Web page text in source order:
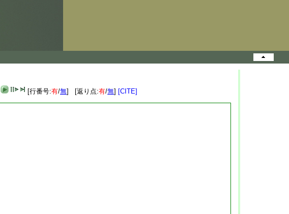
[行番号:有/無] [返り点:有/無] [CITE]